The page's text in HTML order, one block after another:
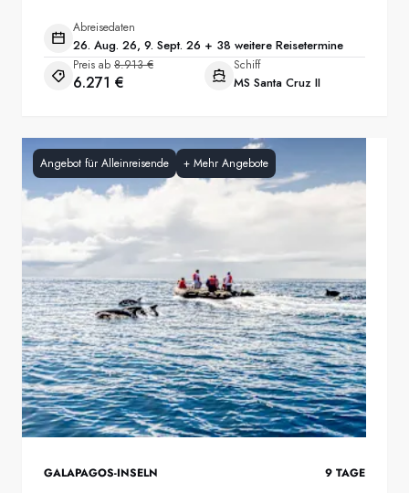
Abreisedaten
26. Aug. 26, 9. Sept. 26 + 38 weitere Reisetermine
Preis ab 8.913 €
6.271 €
Schiff
MS Santa Cruz II
Angebot für Alleinreisende + Mehr Angebote
GALAPAGOS-INSELN 9 TAGE